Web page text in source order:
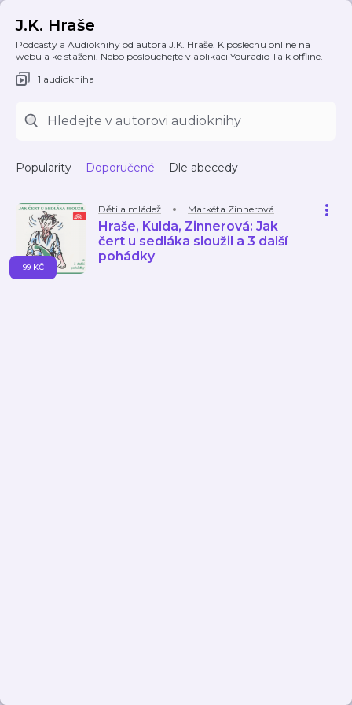
J.K. Hraše
Podcasty a Audioknihy od autora J.K. Hraše. K poslechu online na
webu a ke stažení. Nebo poslouchejte v aplikaci Youradio Talk offline.
1 audiokniha
Popularity Doporučené Dle abecedy
Děti a mládež Markéta Zinnerová
Hraše, Kulda, Zinnerová: Jak
čert u sedláka sloužil a 3 další
pohádky
99 KČ